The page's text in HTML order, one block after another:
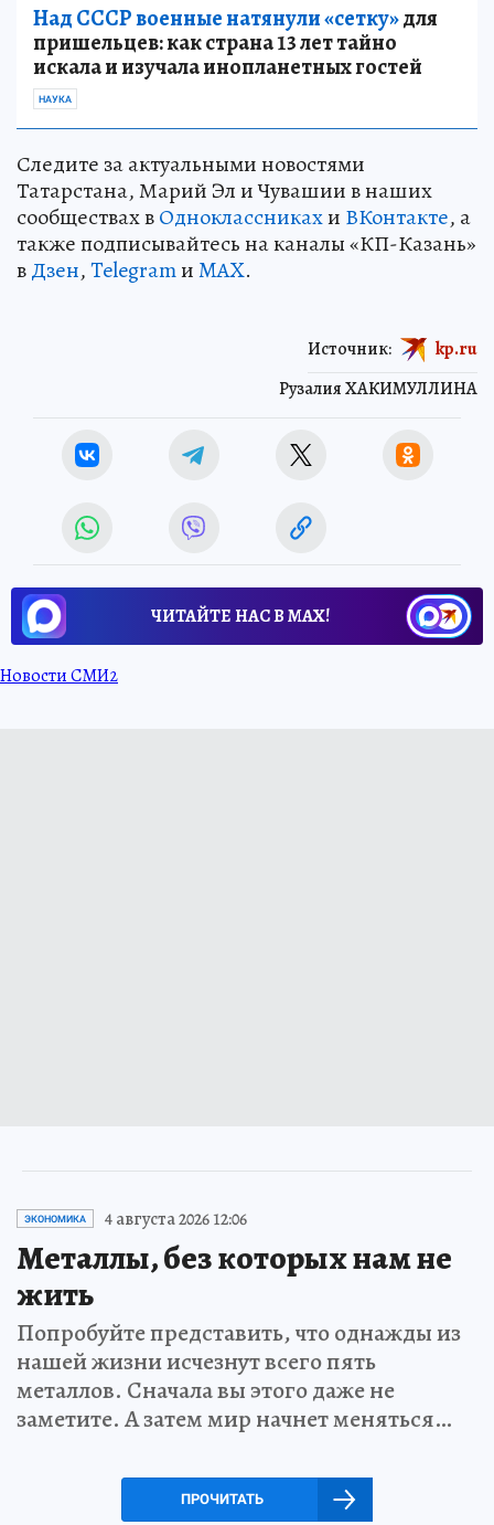
Над СССР военные натянули «сетку»для
пришельцев: как страна 13 лет тайно
искала и изучала инопланетных гостей
НАУКА
Следите за актуальными новостями
Татарстана, Марий Эл и Чувашии в наших
сообществах вОдноклассникахи ВКонтакте, а
также подписывайтесь на каналы «КП-Казань»
вДзен,TelegramиMAX.
Рузалия ХАКИМУЛЛИНА
Источник: kp.ru
ЧИТАЙТЕ НАС В МАХ!
Новости СМИ2
ЭКОНОМИКА 4 августа 2026 12:06
Металлы, без которых нам не
жить
Попробуйте представить, что однажды из
нашей жизни исчезнут всего пять
металлов. Сначала вы этого даже не
заметите. А затем мир начнет меняться…
ПРОЧИТАТЬ